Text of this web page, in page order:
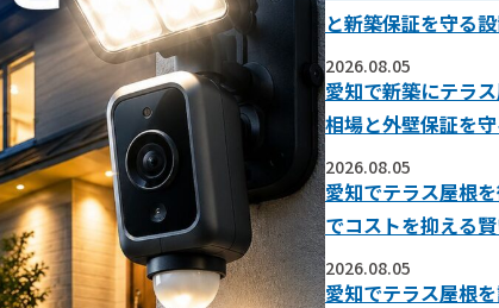
と新築保証を守る
2026.08.05
愛知で新築にテラ
相場と外壁保証を
2026.08.05
愛知でテラス屋根
でコストを抑える
2026.08.05
愛知でテラス屋根